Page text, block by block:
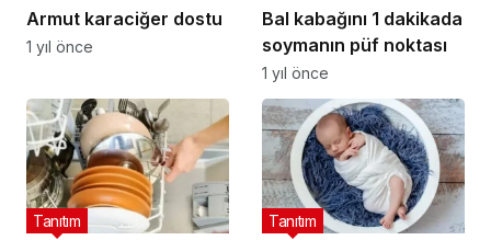
Armut karaciğer dostu
1 yıl önce
Bal kabağını 1 dakikada
soymanın püf noktası
1 yıl önce
Tanıtım Tanıtım